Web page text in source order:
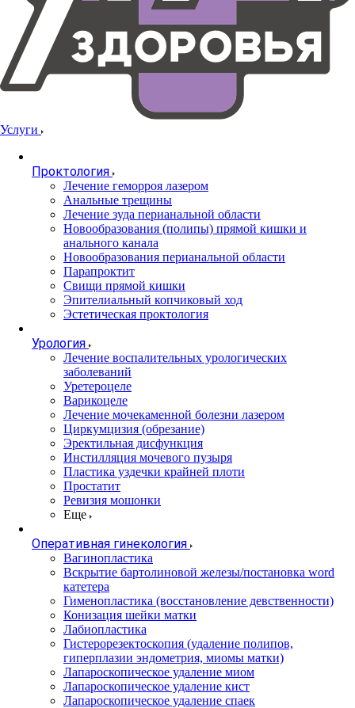
Услуги
Проктология
Лечение геморроя лазером
Анальные трещины
Лечение зуда перианальной области
Новообразования (полипы) прямой кишки и
анального канала
Новообразования перианальной области
Парапроктит
Свищи прямой кишки
Эпителиальный копчиковый ход
Эстетическая проктология
Урология
Лечение воспалительных урологических
заболеваний
Уретероцеле
Варикоцеле
Лечение мочекаменной болезни лазером
Циркумцизия (обрезание)
Эректильная дисфункция
Инстилляция мочевого пузыря
Пластика уздечки крайней плоти
Простатит
Ревизия мошонки
Еще
Оперативная гинекология
Вагинопластика
Вскрытие бартолиновой железы/постановка word
катетера
Гименопластика (восстановление девственности)
Конизация шейки матки
Лабиопластика
Гистерорезектоскопия (удаление полипов,
гиперплазии эндометрия, миомы матки)
Лапароскопическое удаление миом
Лапароскопическое удаление кист
Лапароскопическое удаление спаек